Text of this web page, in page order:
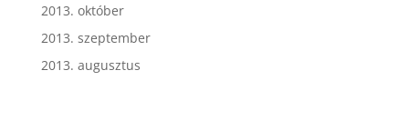
2013. október
2013. szeptember
2013. augusztus